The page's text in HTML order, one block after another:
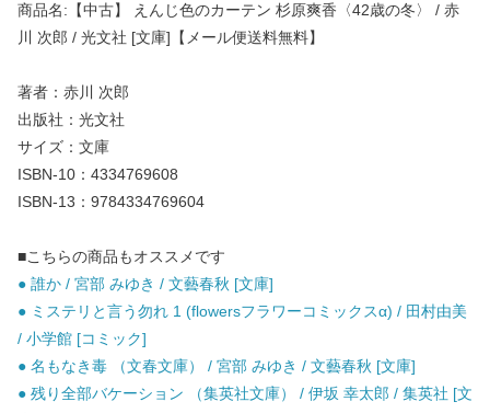
商品名:【中古】 えんじ色のカーテン 杉原爽香〈42歳の冬〉 / 赤
川 次郎 / 光文社 [文庫]【メール便送料無料】
著者：赤川 次郎
出版社：光文社
サイズ：文庫
ISBN-10：4334769608
ISBN-13：9784334769604
■こちらの商品もオススメです
● 誰か / 宮部 みゆき / 文藝春秋 [文庫]
● ミステリと言う勿れ 1 (flowersフラワーコミックスα) / 田村由美
/ 小学館 [コミック]
● 名もなき毒 （文春文庫） / 宮部 みゆき / 文藝春秋 [文庫]
● 残り全部バケーション （集英社文庫） / 伊坂 幸太郎 / 集英社 [文